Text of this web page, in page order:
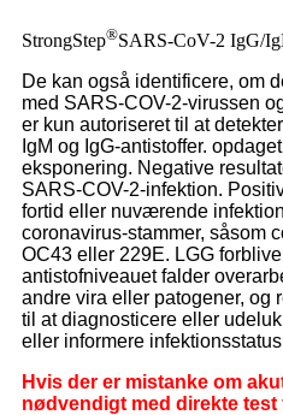
StrongStep®SARS-CoV-2 IgG/
De kan også identificere, om
med SARS-COV-2-virussen
er kun autoriseret til at
IgM og IgG-antistoffer.
eksponering. Negative
SARS-COV-2-infektion.
fortid eller nuværende
coronavirus-stammer, såsom
OC43 eller 229E. LGG
antistofniveauet falder
andre vira eller patogener, og
til at diagnosticere eller
eller informere
Hvis der er mistanke om
nødvendigt med direkte test